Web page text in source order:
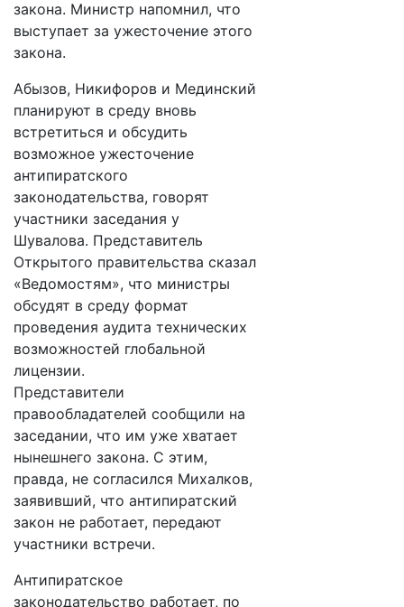
закона. Министр напомнил, что
выступает за ужесточение этого
закона.
Абызов, Никифоров и Мединский
планируют в среду вновь
встретиться и обсудить
возможное ужесточение
антипиратского
законодательства, говорят
участники заседания у
Шувалова. Представитель
Открытого правительства сказал
«Ведомостям», что министры
обсудят в среду формат
проведения аудита технических
возможностей глобальной
лицензии.
Представители
правообладателей сообщили на
заседании, что им уже хватает
нынешнего закона. С этим,
правда, не согласился Михалков,
заявивший, что антипиратский
закон не работает, передают
участники встречи.
Антипиратское
законодательство работает, по